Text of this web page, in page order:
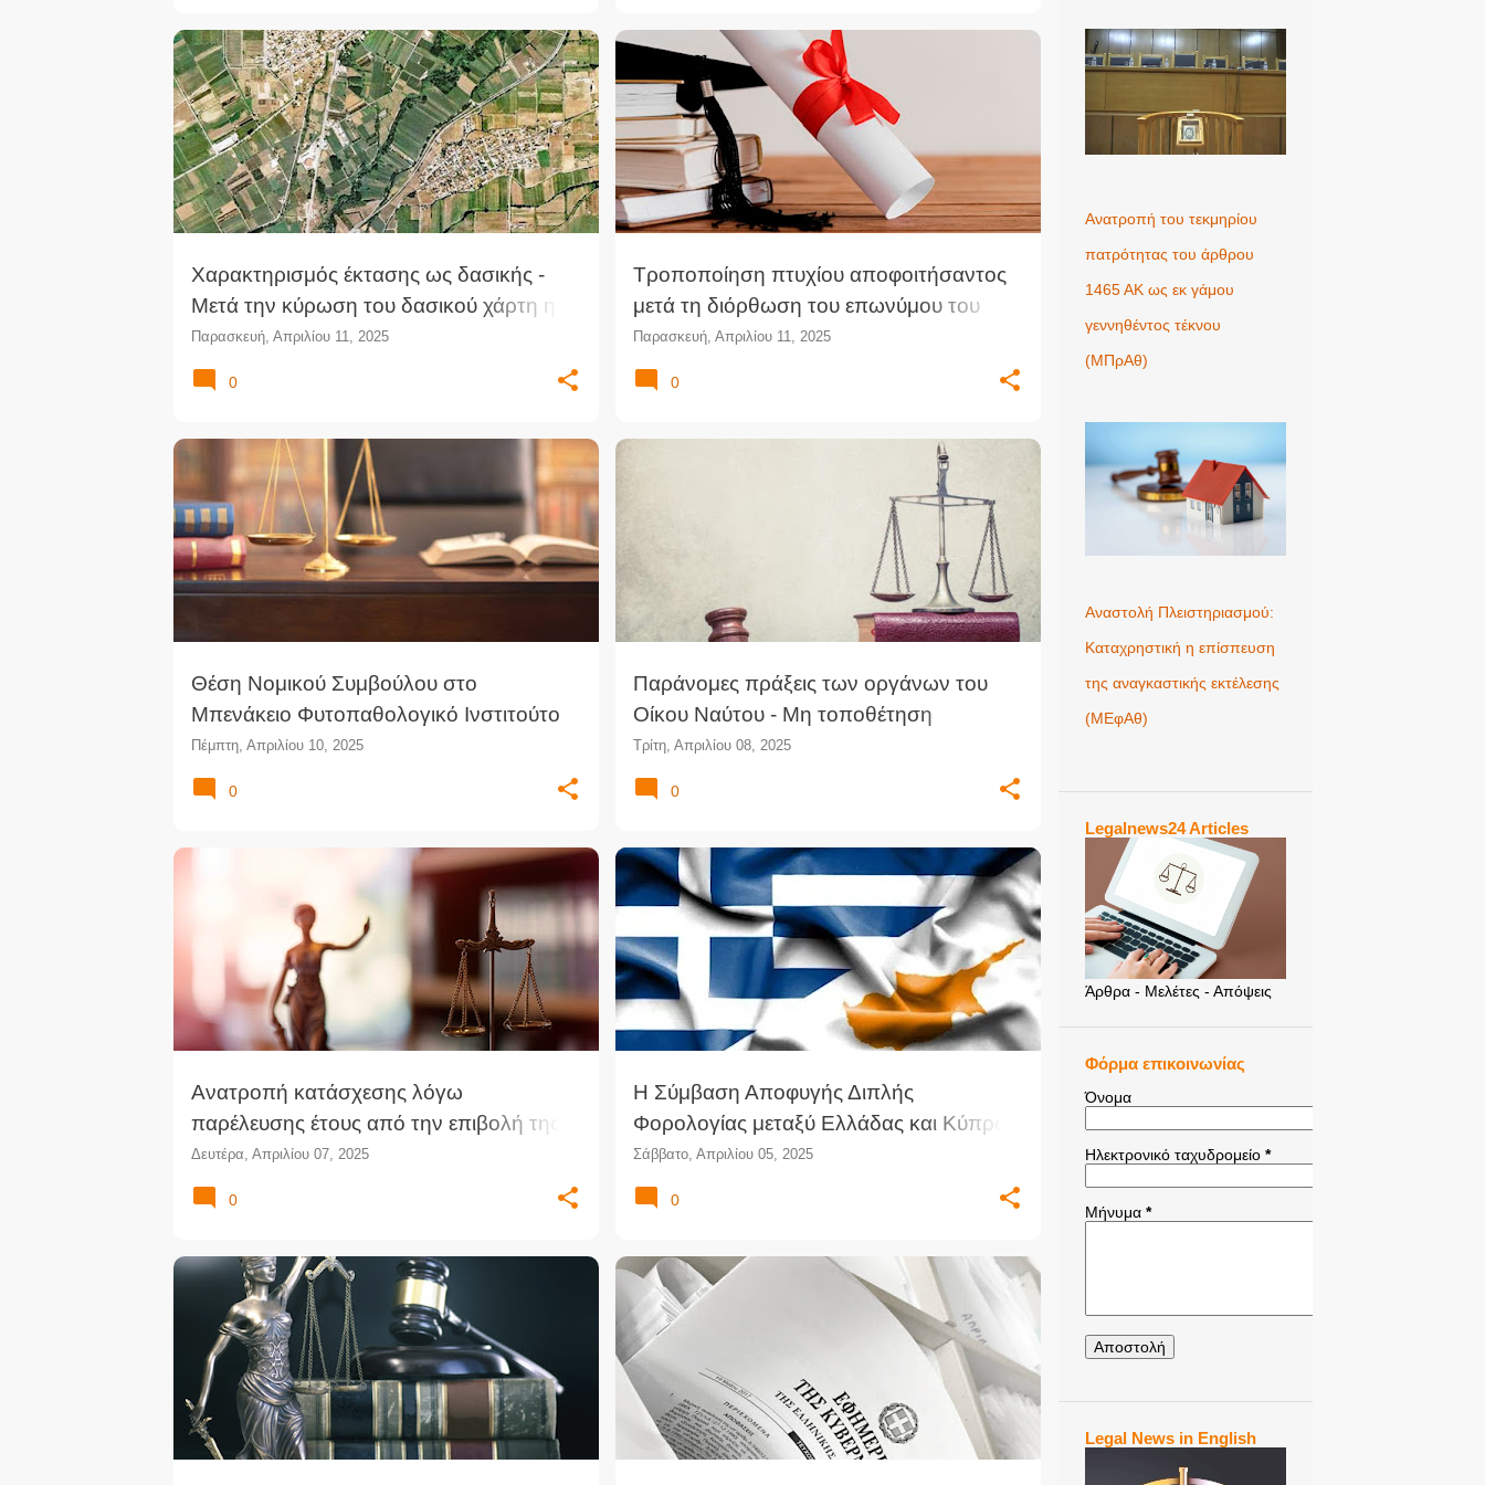
Χαρακτηρισμός έκτασης ως δασικής -
Μετά την κύρωση του δασικού χάρτη η
απόφαση που απορρίπτει ασκηθείσες
αντιρρήσεις στερείται εκτελεστότητας
(ΔΕφΠατ)
Παρασκευή, Απριλίου 11, 2025
0
Τροποποίηση πτυχίου αποφοιτήσαντος
μετά τη διόρθωση του επωνύμου του
(Γνωμοδότηση ΝΣΚ)
Παρασκευή, Απριλίου 11, 2025
0
Θέση Νομικού Συμβούλου στο
Μπενάκειο Φυτοπαθολογικό Ινστιτούτο
Πέμπτη, Απριλίου 10, 2025
0
Παράνομες πράξεις των οργάνων του
Οίκου Ναύτου - Μη τοποθέτηση
υπαλλήλου σε θέση Προϊσταμένου -
Ηθική βλάβη
Τρίτη, Απριλίου 08, 2025
0
Ανατροπή κατάσχεσης λόγω
παρέλευσης έτους από την επιβολή της,
κατ’ αρ. 1019 ΚΠολΔ
Δευτέρα, Απριλίου 07, 2025
0
Η Σύμβαση Αποφυγής Διπλής
Φορολογίας μεταξύ Ελλάδας και Κύπρου
: Ένα εργαλείο για τη φορολογική
ασφάλεια και τη διακρατική συνεργασία
Σάββατο, Απριλίου 05, 2025
΄ΣΎΜΒΑΣΗ ΑΠΟΦΥΓΉΣ ΔΙΠΛΉΣ ΦΟΡΟΛΟΓΊΑΣ +
0
Ανατροπή του τεκμηρίου
πατρότητας του άρθρου
1465 ΑΚ ως εκ γάμου
γεννηθέντος τέκνου
(MΠρΑθ)
Αναστολή Πλειστηριασμού:
Καταχρηστική η επίσπευση
της αναγκαστικής εκτέλεσης
(ΜΕφΑθ)
Legalnews24 Articles
Άρθρα - Μελέτες - Απόψεις
Φόρμα επικοινωνίας
Όνομα
Ηλεκτρονικό ταχυδρομείο *
Μήνυμα *
Legal News in English